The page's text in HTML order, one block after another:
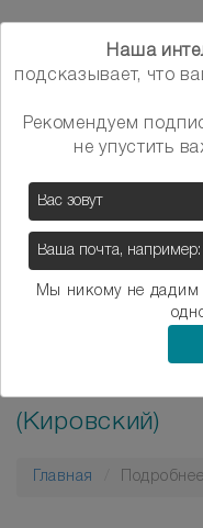
Оценка
(Кировский)
Главная Подробнее
Наша
подсказывает, что
Рекомендуем
не упустить
Мы никому не дадим